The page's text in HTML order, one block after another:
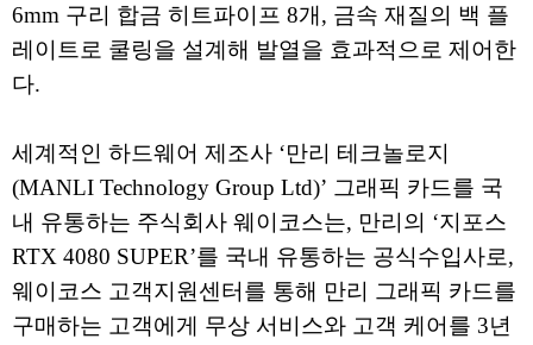
6mm 구리 합금 히트파이프 8개, 금속 재질의 백 플
레이트로 쿨링을 설계해 발열을 효과적으로 제어한
다.
세계적인 하드웨어 제조사 ‘만리 테크놀로지
(MANLI Technology Group Ltd)’ 그래픽 카드를 국
내 유통하는 주식회사 웨이코스는, 만리의 ‘지포스
RTX 4080 SUPER’를 국내 유통하는 공식수입사로,
웨이코스 고객지원센터를 통해 만리 그래픽 카드를
구매하는 고객에게 무상 서비스와 고객 케어를 3년